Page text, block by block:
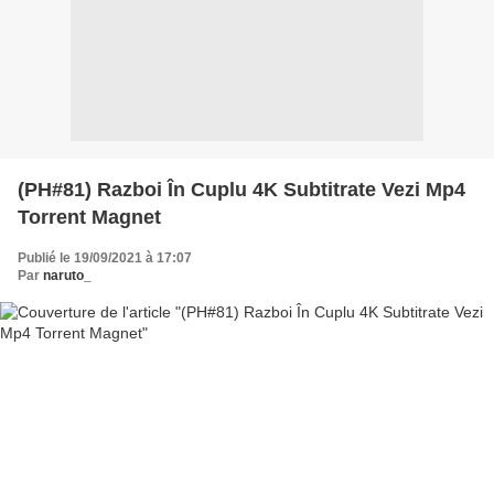
(PH#81) Razboi În Cuplu 4K Subtitrate Vezi Mp4
Torrent Magnet
Publié le 19/09/2021 à 17:07
Par naruto_